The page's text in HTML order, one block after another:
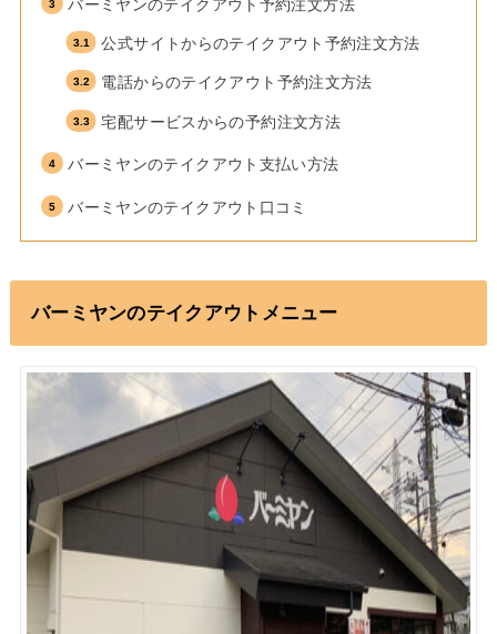
バーミヤンのテイクアウト予約注文方法
公式サイトからのテイクアウト予約注文方法
電話からのテイクアウト予約注文方法
宅配サービスからの予約注文方法
バーミヤンのテイクアウト支払い方法
バーミヤンのテイクアウト口コミ
バーミヤンのテイクアウトメニュー